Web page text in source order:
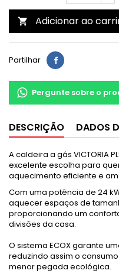
 Adicionar ao
Partilhar
Pergunte sobre o
DESCRIÇÃO DADOS
A caldeira a gás VICTORIA
excelente escolha para
aquecimento eficiente e
Com uma potência de 24
aquecer espaços de
proporcionando um
divisões da casa.
O sistema ECOX garante
reduzindo assim o
menor pegada ecológica.